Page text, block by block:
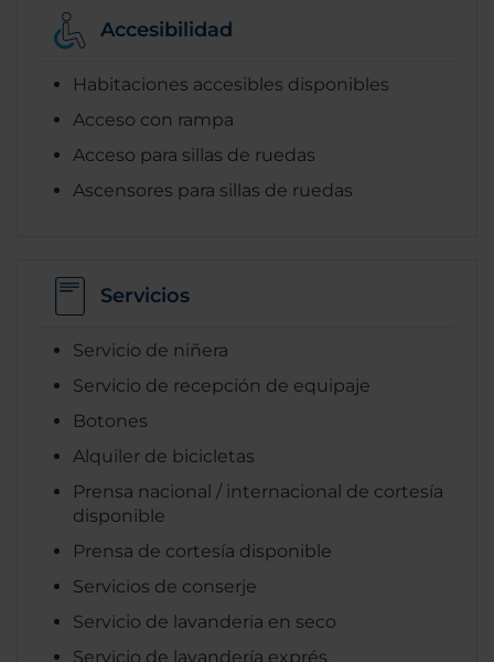
Accesibilidad
Habitaciones accesibles disponibles
Acceso con rampa
Acceso para sillas de ruedas
Ascensores para sillas de ruedas
Servicios
Servicio de niñera
Servicio de recepción de equipaje
Botones
Alquiler de bicicletas
Prensa nacional / internacional de cortesía
disponible
Prensa de cortesía disponible
Servicios de conserje
Servicio de lavanderia en seco
Servicio de lavandería exprés